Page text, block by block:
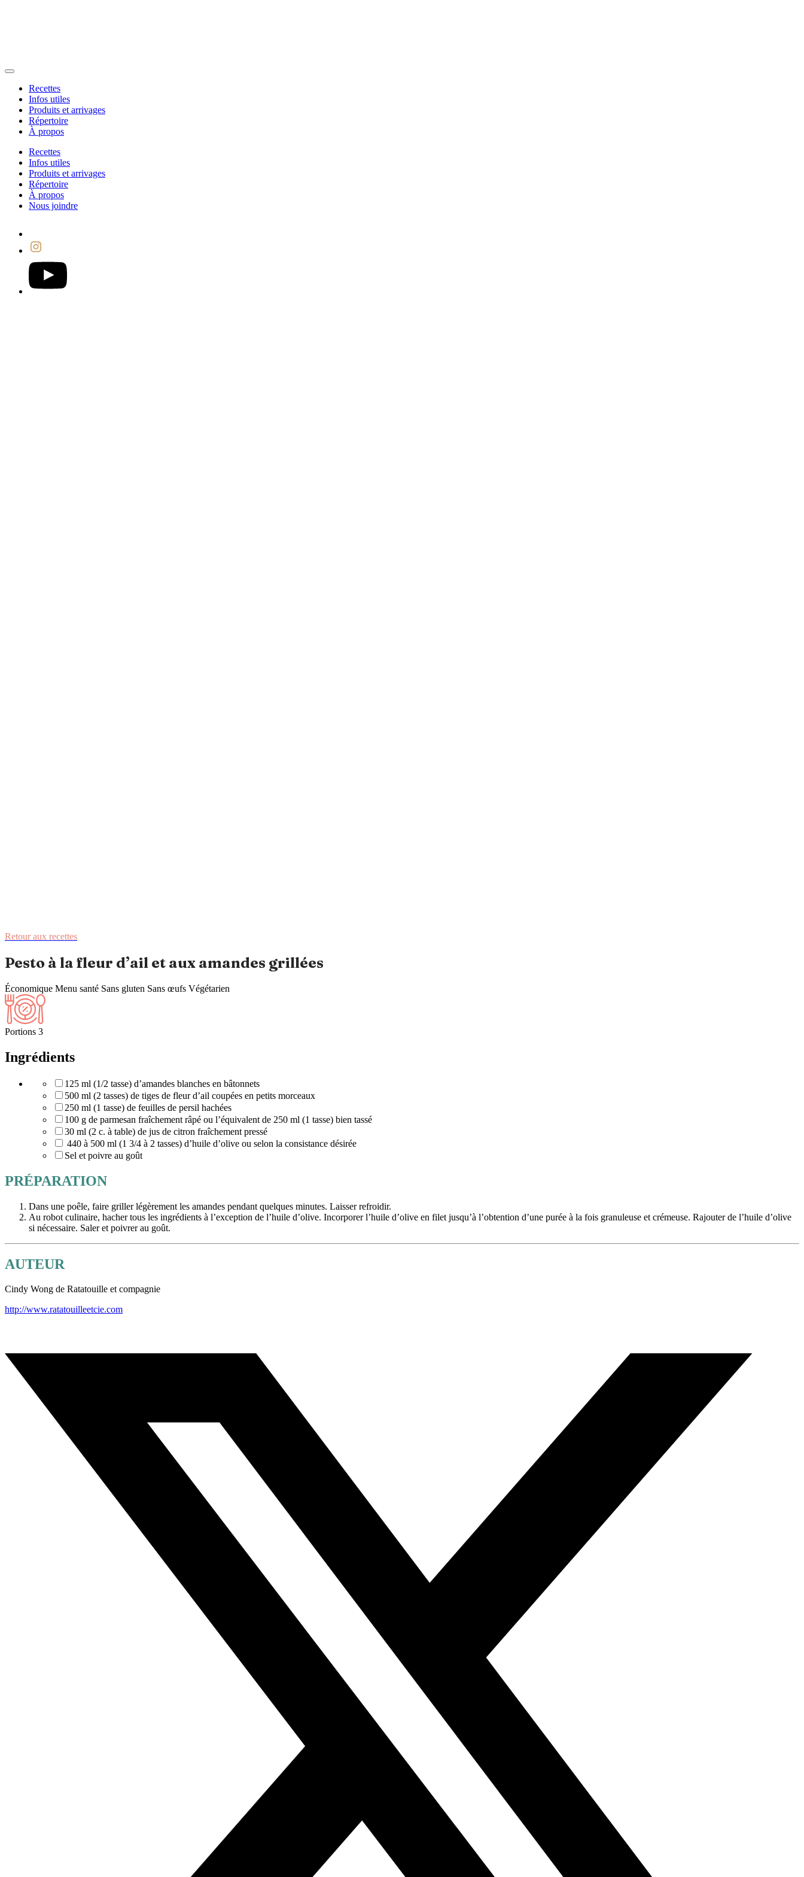
Recettes
Infos utiles
Produits et arrivages
Répertoire
À propos
Recettes
Infos utiles
Produits et arrivages
Répertoire
À propos
Nous joindre
Retour aux recettes
Pesto à la fleur d’ail et aux amandes grillées
Économique Menu santé Sans gluten Sans œufs Végétarien
Portions 3
Ingrédients
125 ml (1/2 tasse) d’amandes blanches en bâtonnets
500 ml (2 tasses) de tiges de fleur d’ail coupées en petits morceaux
250 ml (1 tasse) de feuilles de persil hachées
100 g de parmesan fraîchement râpé ou l’équivalent de 250 ml (1 tasse) bien tassé
30 ml (2 c. à table) de jus de citron fraîchement pressé
440 à 500 ml (1 3/4 à 2 tasses) d’huile d’olive ou selon la consistance désirée
Sel et poivre au goût
PRÉPARATION
Dans une poêle, faire griller légèrement les amandes pendant quelques minutes. Laisser refroidir.
Au robot culinaire, hacher tous les ingrédients à l’exception de l’huile d’olive. Incorporer l’huile d’olive en filet jusqu’à l’obtention d’une purée à la fois granuleuse et crémeuse. Rajouter de l’huile d’olive
si nécessaire. Saler et poivrer au goût.
AUTEUR
Cindy Wong de Ratatouille et compagnie
http://www.ratatouilleetcie.com